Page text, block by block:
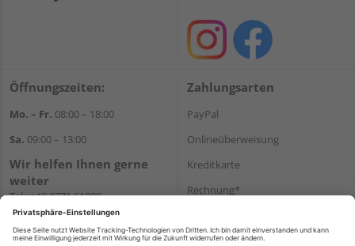
Öffnungszeiten:
Mo. – Fr. 08:00 – 18:00
Sa. 09:00 – 13:00
Wir helfen Ihnen gerne
weiter
Tel.:+49 9771 61880
E-Mail:info@holzland-
niemeyer.de
Zahlungsarten
PayPal
Onlineüberweisung
Kreditkarte
Rechnung*
Versand